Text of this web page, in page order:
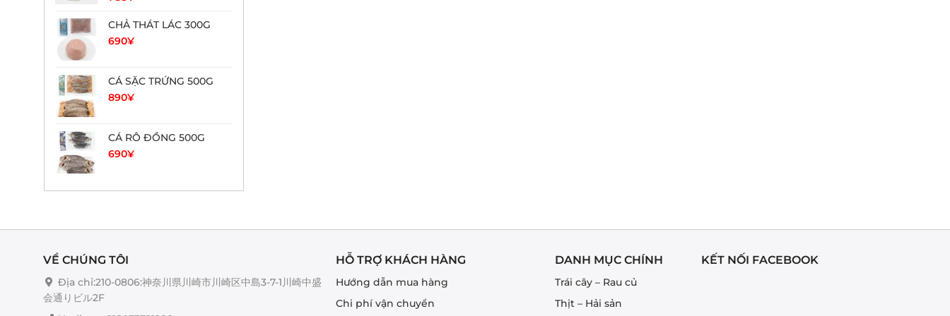
CHẢ THÁT LÁC 300G
690¥
CÁ SẶC TRỨNG 500G
890¥
CÁ RÔ ĐỒNG 500G
690¥
VỀ CHÚNG TÔI
Địa chỉ:210-0806:神奈川県川崎市川崎区中島3-7-1川崎中盛
会通りビル2F
HỖ TRỢ KHÁCH HÀNG
Hướng dẫn mua hàng
Chi phí vận chuyển
DANH MỤC CHÍNH
Trái cây – Rau củ
Thịt – Hải sản
KẾT NỐI FACEBOOK